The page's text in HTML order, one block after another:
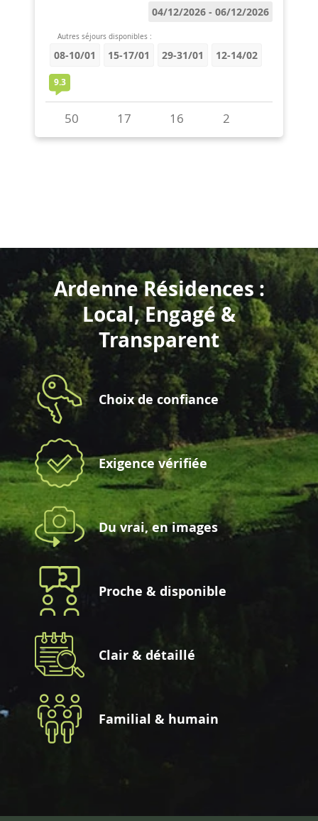
Ardenne Résidences :
Local, Engagé &
Transparent
Choix de confiance
Exigence vérifiée
Du vrai, en images
Proche & disponible
Clair & détaillé
Familial & humain